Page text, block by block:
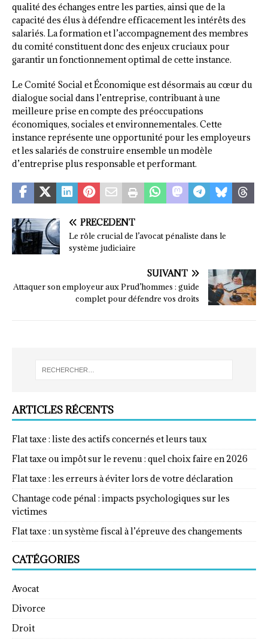
qualité des échanges entre les parties, ainsi que de la
capacité des élus à défendre efficacement les intérêts des
salariés. La formation et l’accompagnement des membres
du comité constituent donc des enjeux cruciaux pour
garantir un fonctionnement optimal de cette instance.
Le Comité Social et Économique est désormais au cœur du
dialogue social dans l’entreprise, contribuant à une
meilleure prise en compte des préoccupations
économiques, sociales et environnementales. Cette
instance représente une opportunité pour les employeurs
et les salariés de construire ensemble un modèle
d’entreprise plus responsable et performant.
PRÉCÉDENT
Le rôle crucial de l’avocat pénaliste dans le
système judiciaire
SUIVANT
Attaquer son employeur aux Prud’hommes : guide
complet pour défendre vos droits
ARTICLES RÉCENTS
Flat taxe : liste des actifs concernés et leurs taux
Flat taxe ou impôt sur le revenu : quel choix faire en 2026
Flat taxe : les erreurs à éviter lors de votre déclaration
Chantage code pénal : impacts psychologiques sur les
victimes
Flat taxe : un système fiscal à l’épreuve des changements
CATÉGORIES
Avocat
Divorce
Droit